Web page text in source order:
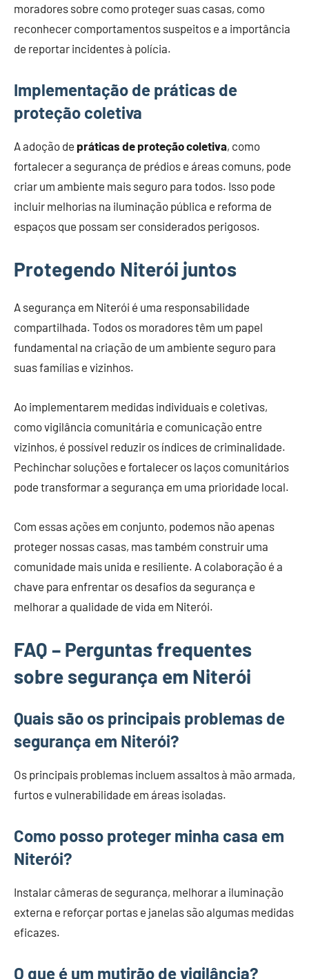
moradores sobre como proteger suas casas, como
reconhecer comportamentos suspeitos e a importância
de reportar incidentes à polícia.
Implementação de práticas de
proteção coletiva
A adoção de práticas de proteção coletiva, como
fortalecer a segurança de prédios e áreas comuns, pode
criar um ambiente mais seguro para todos. Isso pode
incluir melhorias na iluminação pública e reforma de
espaços que possam ser considerados perigosos.
Protegendo Niterói juntos
A segurança em Niterói é uma responsabilidade
compartilhada. Todos os moradores têm um papel
fundamental na criação de um ambiente seguro para
suas famílias e vizinhos.
Ao implementarem medidas individuais e coletivas,
como vigilância comunitária e comunicação entre
vizinhos, é possível reduzir os índices de criminalidade.
Pechinchar soluções e fortalecer os laços comunitários
pode transformar a segurança em uma prioridade local.
Com essas ações em conjunto, podemos não apenas
proteger nossas casas, mas também construir uma
comunidade mais unida e resiliente. A colaboração é a
chave para enfrentar os desafios da segurança e
melhorar a qualidade de vida em Niterói.
FAQ – Perguntas frequentes
sobre segurança em Niterói
Quais são os principais problemas de
segurança em Niterói?
Os principais problemas incluem assaltos à mão armada,
furtos e vulnerabilidade em áreas isoladas.
Como posso proteger minha casa em
Niterói?
Instalar câmeras de segurança, melhorar a iluminação
externa e reforçar portas e janelas são algumas medidas
eficazes.
O que é um mutirão de vigilância?